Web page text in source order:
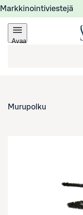
Markkinointiviestejä
Avaa
Murupolku